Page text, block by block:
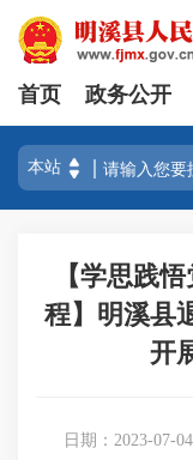
首页 政务公开
【学思践
程】明溪县
开
日期：2023-07-